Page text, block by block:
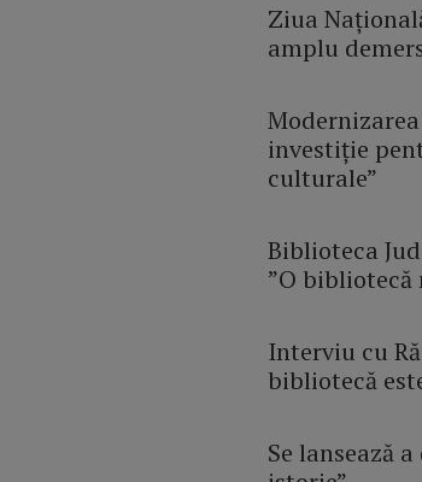
Ziua
amplu
investiție
culturale”
Biblioteca
”O bibliotecă
Interviu cu
bibliotecă
Se lansează